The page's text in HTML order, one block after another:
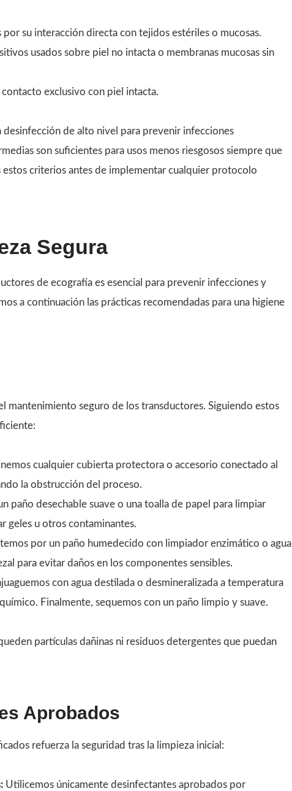
su interacción directa con tejidos estériles o mucosas.
usados sobre piel no intacta o membranas mucosas sin
exclusivo con piel intacta.
desinfección de alto nivel para prevenir infecciones
son suficientes para usos menos riesgosos siempre que
estos criterios antes de implementar cualquier protocolo
Segura
de ecografía es esencial para prevenir infecciones y
a continuación las prácticas recomendadas para una higiene
mantenimiento seguro de los transductores. Siguiendo estos
cualquier cubierta protectora o accesorio conectado al
la obstrucción del proceso.
paño desechable suave o una toalla de papel para limpiar
geles u otros contaminantes.
por un paño humedecido con limpiador enzimático o agua
para evitar daños en los componentes sensibles.
con agua destilada o desmineralizada a temperatura
Finalmente, sequemos con un paño limpio y suave.
partículas dañinas ni residuos detergentes que puedan
Aprobados
refuerza la seguridad tras la limpieza inicial:
Utilicemos únicamente desinfectantes aprobados por